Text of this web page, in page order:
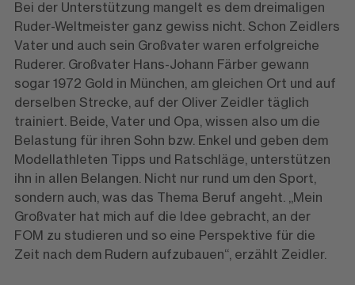
Bei der Unterstützung mangelt es dem dreimaligen
Ruder-Weltmeister ganz gewiss nicht. Schon Zeidlers
Vater und auch sein Großvater waren erfolgreiche
Ruderer. Großvater Hans-Johann Färber gewann
sogar 1972 Gold in München, am gleichen Ort und auf
derselben Strecke, auf der Oliver Zeidler täglich
trainiert. Beide, Vater und Opa, wissen also um die
Belastung für ihren Sohn bzw. Enkel und geben dem
Modellathleten Tipps und Ratschläge, unterstützen
ihn in allen Belangen. Nicht nur rund um den Sport,
sondern auch, was das Thema Beruf angeht. „Mein
Großvater hat mich auf die Idee gebracht, an der
FOM zu studieren und so eine Perspektive für die
Zeit nach dem Rudern aufzubauen“, erzählt Zeidler.